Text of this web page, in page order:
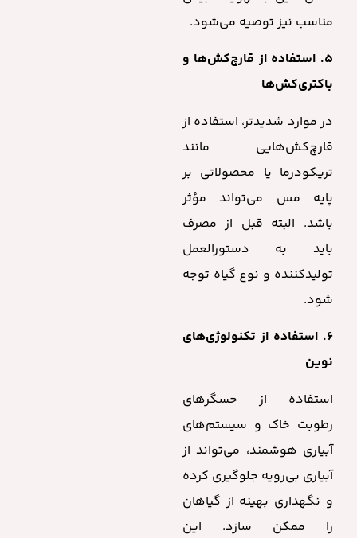
مناسب نیز توصیه می‌شود.
۵. استفاده از قارچ‌کش‌ها و
باکتری‌کش‌ها
در موارد شدیدتر، استفاده از
قارچ‌کش‌هایی مانند
تریکودرما یا محصولاتی بر
پایه مس می‌تواند مؤثر
باشد. البته قبل از مصرف
باید به دستورالعمل
تولیدکننده و نوع گیاه توجه
شود.
۶. استفاده از تکنولوژی‌های
نوین
استفاده از حسگرهای
رطوبت خاک و سیستم‌های
آبیاری هوشمند، می‌تواند از
آبیاری بی‌رویه جلوگیری کرده
و نگهداری بهینه از گیاهان
را ممکن سازد. این